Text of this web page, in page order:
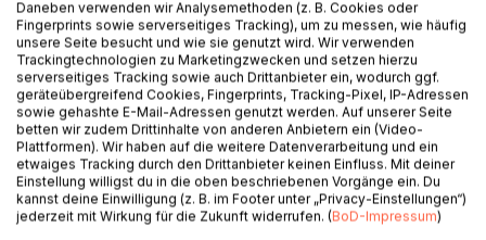
In ihren Erzählungen reflektieren die Betroffenen selbst die
Ereignisse, die mit historischen Fakten und einfühlsamen
Stimmungs­bildern hinterlegt werden. So erfolgt eine
differenzierte Einschätzung von Situationen und
geschichtlichen Entwicklungen, die ihrer besonderen
Vielschichtigkeit gerecht wird. Damit unterscheidet sich
das Buch wohltuend von manchen oft zeitbedingt und
politisch gefärbten Interpretationen und Einordnungen der
Ereignisse.
Das Buch verdeutlicht, wie das Böse und das Gute im
Daneben verwenden wir Analysemethoden (z. B. Cookies oder
Fingerprints sowie serverseitiges Tracking), um zu messen, wie häufig
unsere Seite besucht und wie sie genutzt wird. Wir verwenden
Trackingtechnologien zu Marketingzwecken und setzen hierzu
serverseitiges Tracking sowie auch Drittanbieter ein, wodurch ggf.
geräteübergreifend Cookies, Fingerprints, Tracking-Pixel, IP-Adressen
sowie gehashte E-Mail-Adressen genutzt werden. Auf unserer Seite
betten wir zudem Drittinhalte von anderen Anbietern ein (Video-
Plattformen). Wir haben auf die weitere Datenverarbeitung und ein
etwaiges Tracking durch den Drittanbieter keinen Einfluss. Mit deiner
Einstellung willigst du in die oben beschriebenen Vorgänge ein. Du
kannst deine Einwilligung (z. B. im Footer unter „Privacy-Einstellungen“)
jederzeit mit Wirkung für die Zukunft widerrufen. (BoD-Impressum)